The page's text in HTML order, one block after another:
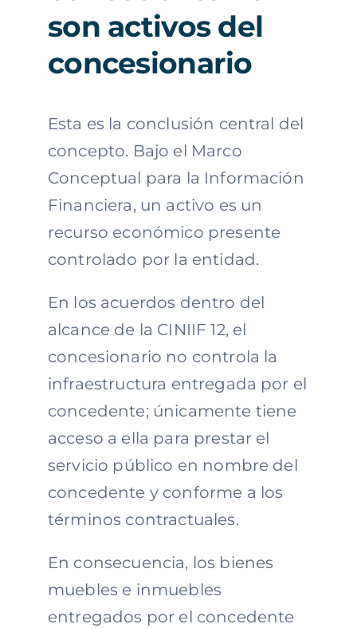
son activos del
concesionario
Esta es la conclusión central del
concepto. Bajo el Marco
Conceptual para la Información
Financiera, un activo es un
recurso económico presente
controlado por la entidad.
En los acuerdos dentro del
alcance de la CINIIF 12, el
concesionario no controla la
infraestructura entregada por el
concedente; únicamente tiene
acceso a ella para prestar el
servicio público en nombre del
concedente y conforme a los
términos contractuales.
En consecuencia, los bienes
muebles e inmuebles
entregados por el concedente